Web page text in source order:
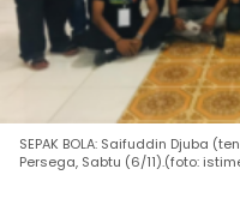
SEPAK BOLA: Saifuddin Djuba
Persega, Sabtu (6/11).(foto: